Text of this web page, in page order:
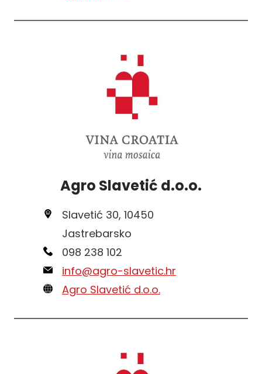
Agro Slavetić d.o.o.
Slavetić 30, 10450
Jastrebarsko
098 238 102
info@agro-slavetic.hr
Agro Slavetić d.o.o.